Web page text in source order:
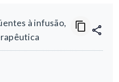
à infusão,